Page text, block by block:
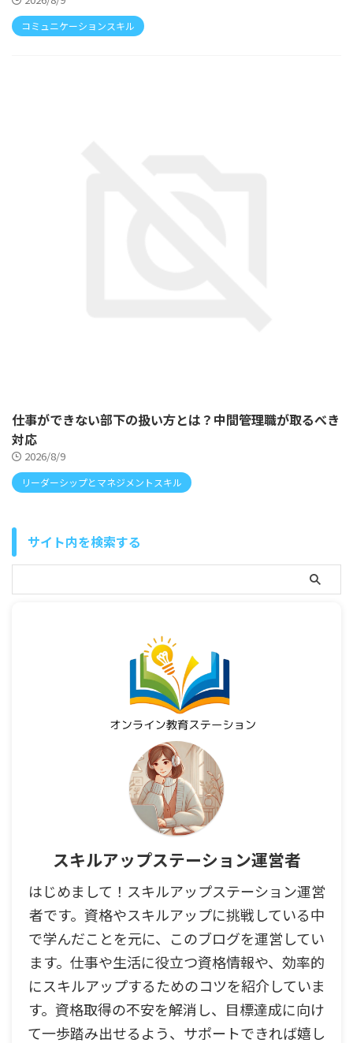
コミュニケーションスキル
仕事ができない部下の扱い方とは？中間管理職が取るべき
対応
2026/8/9
リーダーシップとマネジメントスキル
サイト内を検索する
スキルアップステーション運営者
はじめまして！スキルアップステーション運営
者です。資格やスキルアップに挑戦している中
で学んだことを元に、このブログを運営してい
ます。仕事や生活に役立つ資格情報や、効率的
にスキルアップするためのコツを紹介していま
す。資格取得の不安を解消し、目標達成に向け
て一歩踏み出せるよう、サポートできれば嬉し